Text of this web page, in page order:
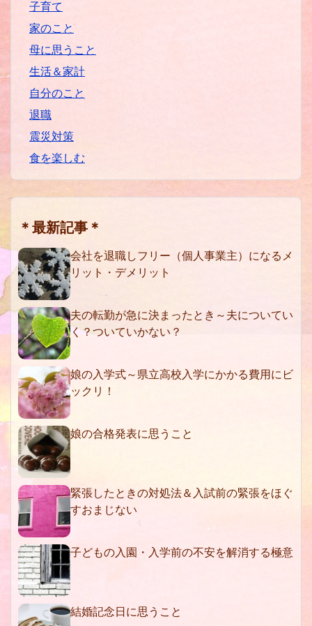
子育て
家のこと
母に思うこと
生活＆家計
自分のこと
退職
震災対策
食を楽しむ
＊最新記事＊
会社を退職しフリー（個人事業主）になるメ
リット・デメリット
夫の転勤が急に決まったとき～夫についてい
く？ついていかない？
娘の入学式～県立高校入学にかかる費用にビ
ックリ！
娘の合格発表に思うこと
緊張したときの対処法＆入試前の緊張をほぐ
すおまじない
子どもの入園・入学前の不安を解消する極意
結婚記念日に思うこと